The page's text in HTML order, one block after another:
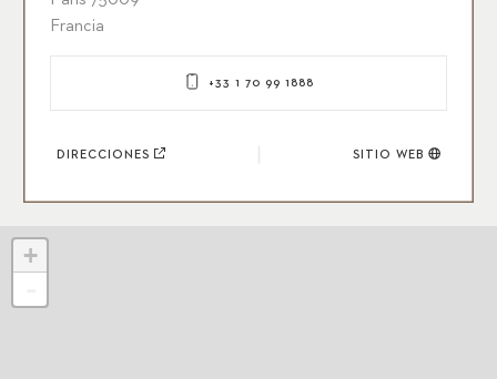
Francia
+33 1 70 99 1888
DIRECCIONES SITIO WEB
+